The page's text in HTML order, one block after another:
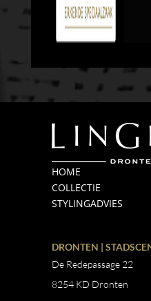
HOME
COLLECTIE
STYLINGADVIES
DRONTEN |
De Redepassage 22
8254 KD Dronten